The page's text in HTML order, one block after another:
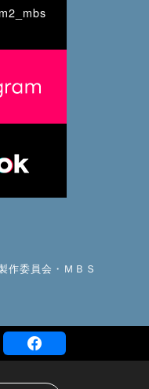
作委員会・ＭＢＳ